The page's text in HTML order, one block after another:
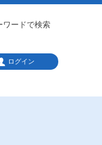
ワードで検索
ログイン